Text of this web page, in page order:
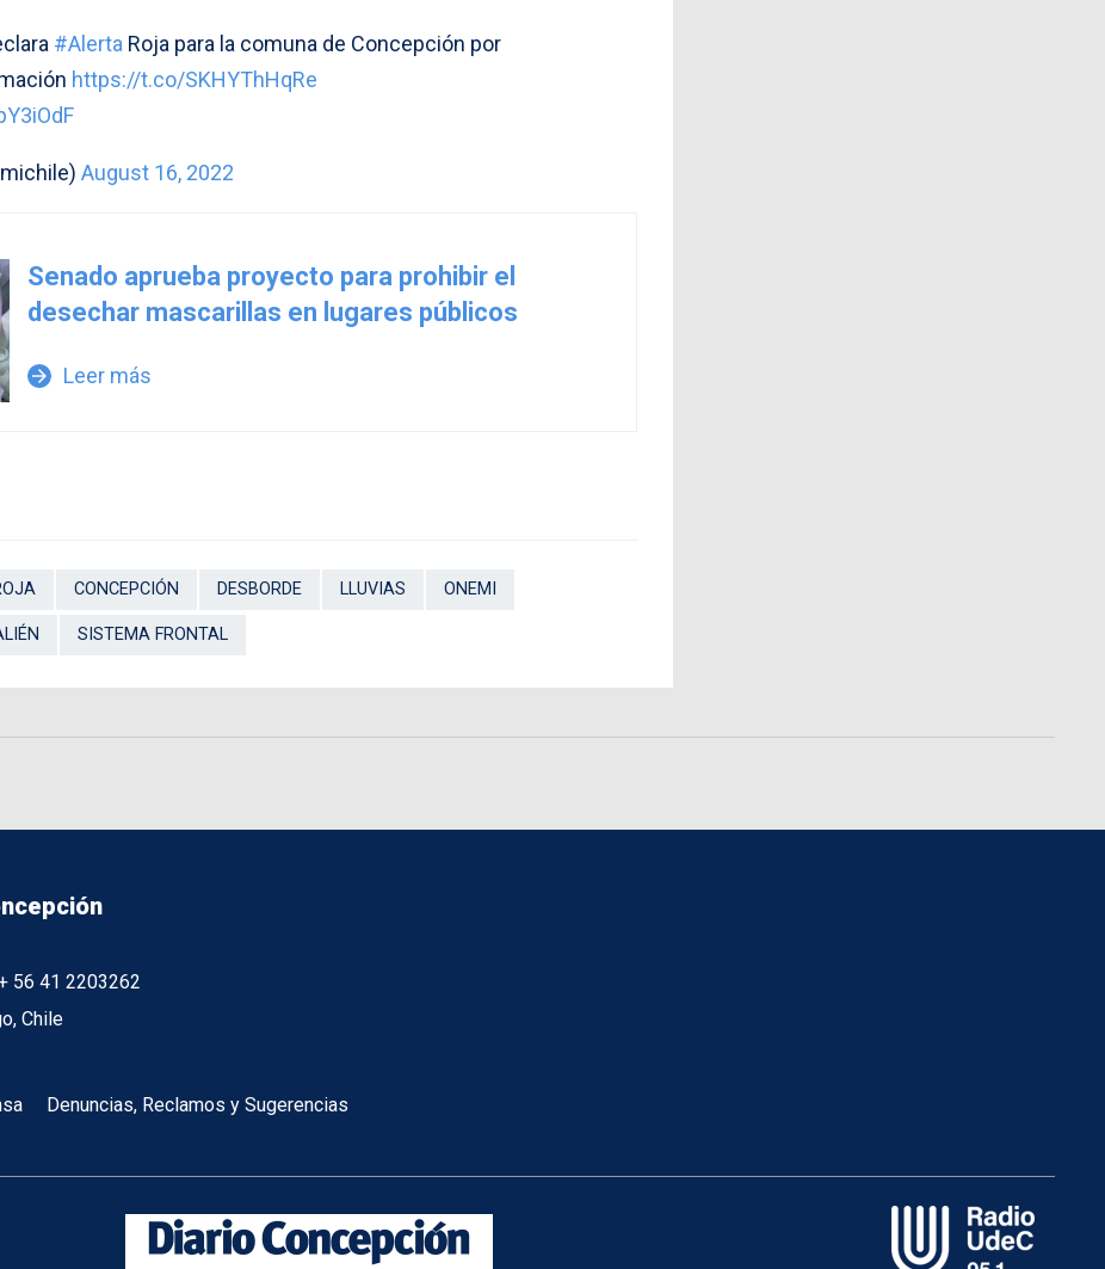
#Alerta Roja para la comuna de Concepción por
https://t.co/SKHYThHqRe
August 16, 2022
Senado aprueba proyecto para prohibir el
desechar mascarillas en lugares públicos
arrow_forward Leer más
CONCEPCIÓN DESBORDE LLUVIAS ONEMI
SISTEMA FRONTAL
56 41 2203262
Chile
Denuncias, Reclamos y Sugerencias